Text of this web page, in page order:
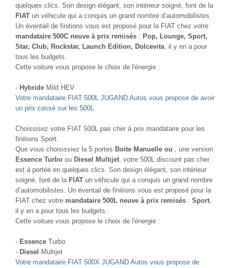
quelques clics. Son design élégant, son intérieur soigné, font de la
FIAT un véhicule qui a conquis un grand nombre d’automobilistes.
Un éventail de finitions vous est proposé pour la FIAT chez votre
mandataire 500C neuve à prix remisés : Pop, Lounge, Sport,
Star, Club, Rockstar, Launch Edition, Dolcevita, il y en a pour
tous les budgets.
Cette voiture vous propose le choix de l'énergie :
- Hybride Mild HEV
Votre mandataire FIAT 500L JUGAND Autos vous propose de avoir
un prix cassé sur les 500L
.
Choissisez votre FIAT 500L pas cher à prix mandataire pour les
finitions Sport.
Que vous choisissiez la 5 portes Boite Manuelle ou , une version
Essence Turbo ou Diesel Multijet, votre 500L discount pas cher
est à portée en quelques clics. Son design élégant, son intérieur
soigné, font de la FIAT un véhicule qui a conquis un grand nombre
d’automobilistes. Un éventail de finitions vous est proposé pour la
FIAT chez votre mandataire 500L neuve à prix remisés : Sport,
il y en a pour tous les budgets.
Cette voiture vous propose le choix de l'énergie :
- Essence Turbo
- Diesel
Multijet
Votre mandataire FIAT 500X JUGAND Autos vous propose de